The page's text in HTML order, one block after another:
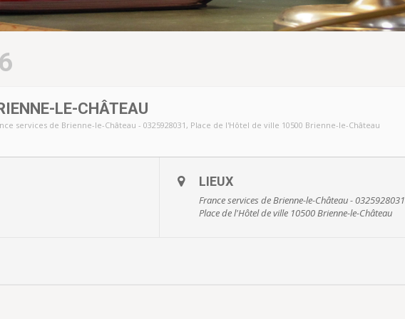
LE-CHÂTEAU
services de Brienne-le-Château - 0325928031 , Place de l'Hôtel de ville 10500 Brienne-le-Château
LIEUX
France services de Brienne-le-Château - 0325928031
Place de l'Hôtel de ville 10500 Brienne-le-Château